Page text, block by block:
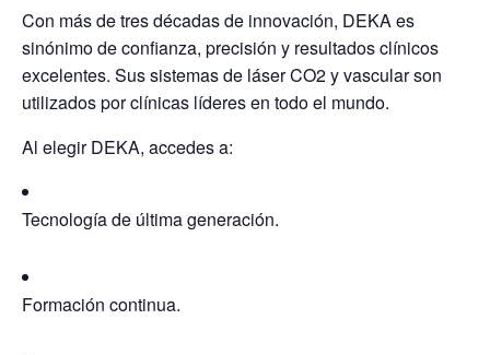
Con más de tres décadas de innovación, DEKA es
sinónimo de confianza, precisión y resultados clínicos
excelentes. Sus sistemas de láser CO2 y vascular son
utilizados por clínicas líderes en todo el mundo.
Al elegir DEKA, accedes a:
Tecnología de última generación.
Formación continua.